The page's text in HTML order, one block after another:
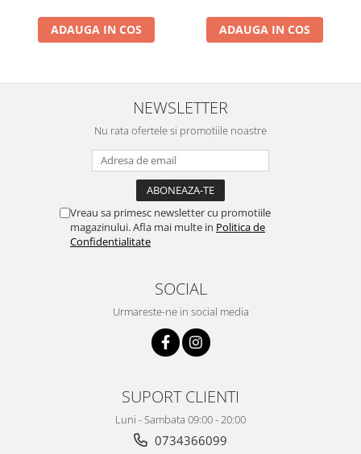
ADAUGA IN COS ADAUGA IN COS
NEWSLETTER
Nu rata ofertele si promotiile noastre
Vreau sa primesc newsletter cu promotiile
magazinului. Afla mai multe in Politica de
Confidentialitate
SOCIAL
Urmareste-ne in social media
SUPORT CLIENTI
Luni - Sambata 09:00 - 20:00
0734366099